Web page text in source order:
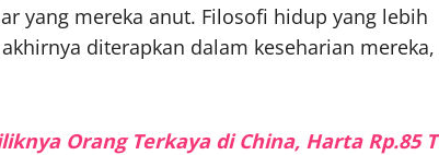
yang mereka anut. Filosofi hidup yang lebih
diterapkan dalam keseharian
Orang Terkaya di China, Harta Rp.85